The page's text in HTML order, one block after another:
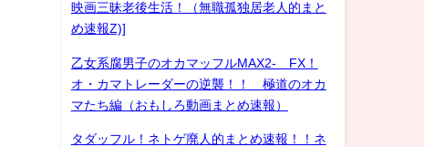
映画三昧老後生活！（無職孤独居老人的まと
め速報Z)]
乙女系腐男子のオカマッフルMAX2- FX！
オ・カマトレーダーの逆襲！！ 極道のオカ
マたち編（おもしろ動画まとめ速報）
タダッフル！ネトゲ廃人的まとめ速報！！ネ